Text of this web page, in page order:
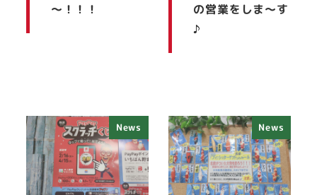
～！！！
の営業をしま～す
♪
News News